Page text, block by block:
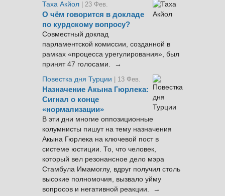
Таха Акйол | 23 Фев.
О чём говорится в докладе
по курдскому вопросу?
Совместный доклад
парламентской комиссии, созданной в
рамках «процесса урегулирования», был
принят 47 голосами. →
Повестка дня Турции
| 13 Фев.
Назначение Акына Гюрлека:
Сигнал о конце
«нормализации»
В эти дни многие оппозиционные
колумнисты пишут на тему назначения
Акына Гюрлека на ключевой пост в
системе юстиции. То, что человек,
который вел резонансное дело мэра
Стамбула Имамоглу, вдруг получил столь
высокие полномочия, вызвало уйму
вопросов и негативной реакции. →